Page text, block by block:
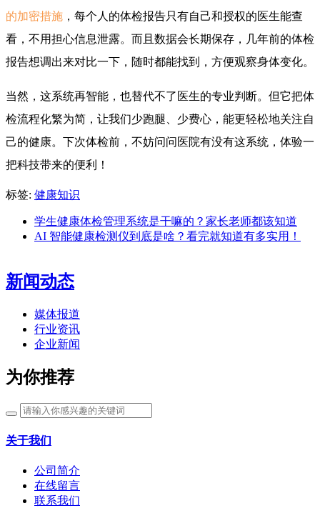
的加密措施 ，每个人的体检报告只有自己和授权的医生能查
看，不用担心信息泄露。而且数据会长期保存，几年前的体检
报告想调出来对比一下，随时都能找到，方便观察身体变化。
当然，这系统再智能，也替代不了医生的专业判断。但它把体
检流程化繁为简，让我们少跑腿、少费心，能更轻松地关注自
己的健康。下次体检前，不妨问问医院有没有这系统，体验一
把科技带来的便利！
标签: 健康知识
学生健康体检管理系统是干嘛的？家长老师都该知道
AI 智能健康检测仪到底是啥？看完就知道有多实用！
新闻动态
媒体报道
行业资讯
企业新闻
为你推荐
关于我们
公司简介
在线留言
联系我们